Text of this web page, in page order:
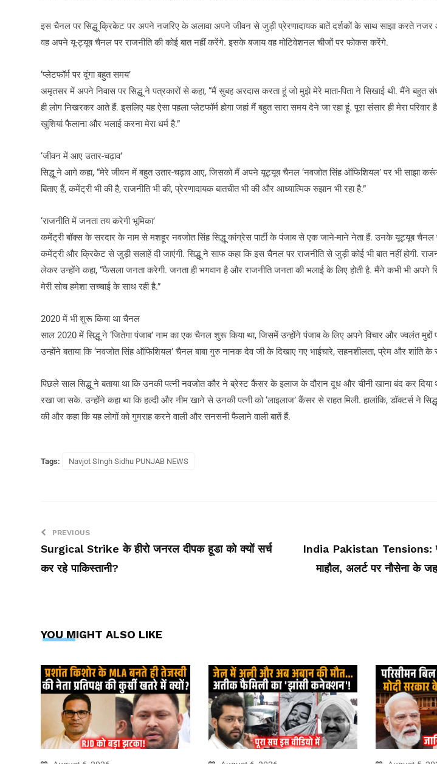
इस चैनल पर सिद्धू क्रिकेट पर अपने नजरिए के अलावा अपने जीवन से जुड़ी प्रेरणादायक बातें दर्शकों के साथ साझा करते नजर
वह अपने यू-ट्यूब चैनल पर राजनीति की कोई बात नहीं करेंगे. इसके बजाय वह मोटिवेशनल चीजों पर फोकस करेंगे.
‘प्लेटफॉर्म पर दूंगा बहुत समय’
अमृतसर में अपने निवास पर सिद्धू ने पत्रकारों से कहा, “मैं सुबह अरदास करता हूं जो मुझे मेरे माता-पिता ने सिखाई थी. मैंने बहुत
ही लोग निखरकर आते हैं. इसलिए यह ऐसा पहला प्लेटफॉर्म होगा जहां मैं बहुत सारा समय देने जा रहा हूं. पूरा संसार ही मेरा परिवार
खुशियां फैलाना और भलाई करना मेरा धर्म है.”
‘जीवन में आए उतार-चढ़ाव’
सिद्धू ने आगे कहा, “मेरे जीवन में बहुत उतार-चढ़ाव आए, जिसको मैं अपने यूट्यूब चैनल ‘नवजोत सिंह ऑफिशियल’ पर भी साझा
बिताए हैं, कमेंट्री भी की है, राजनीति भी की, प्रेरणादायक बातचीत भी की और आध्यात्मिक रुझान भी रहा है.”
‘राजनीति में जनता तय करेगी भूमिका’
कमेंट्री बॉक्स के सरदार के नाम से मशहूर नवजोत सिंह सिद्धू कांग्रेस पार्टी के पंजाब से एक जाने-माने नेता हैं. उनके यूट्यूब चैनल
कमेंट्री और क्रिकेट से जुड़ी सलाहें दी जाएंगी. सिद्धू ने साफ कहा कि इस चैनल पर राजनीति से जुड़ी कोई भी बात नहीं होगी.
लेकर उन्होंने कहा, “फैसला जनता करेगी. जनता ही भगवान है और राजनीति जनता की भलाई के लिए होती है. मैंने कभी भी अपने
मेरी सोच हमेशा सच्चाई के साथ रही है.”
2020 में भी शुरू किया था चैनल
साल 2020 में सिद्धू ने ‘जितेगा पंजाब’ नाम का एक चैनल शुरू किया था, जिसमें उन्होंने पंजाब के लिए अपने विचार और ज्वलंत मुद्दों
उन्होंने बताया कि ‘नवजोत सिंह ऑफिशियल’ चैनल बाबा गुरु नानक देव जी के दिखाए गए भाईचारे, सहनशीलता, प्रेम और शांति के
पिछले साल सिद्धू ने बताया था कि उनकी पत्नी नवजोत कौर ने ब्रेस्ट कैंसर के इलाज के दौरान दूध और चीनी खाना बंद कर दिया
रखा जा सके. उन्होंने कहा था कि हल्दी और नीम खाने से उनकी पत्नी को ‘लाइलाज’ कैंसर से राहत मिली. हालांकि, डॉक्टर्स ने
की और कहा कि यह लोगों को गुमराह करने वाली और सनसनी फैलाने वाली बातें हैं.
Tags: Navjot SIngh Sidhu PUNJAB NEWS
PREVIOUS
Surgical Strike के हीरो जनरल दीपक हूडा को क्‍यों सर्च
कर रहे पाक‍िस्‍तानी?
India Pakistan Tensions:
माहौल, अलर्ट पर नौसेना के
YOU MIGHT ALSO LIKE